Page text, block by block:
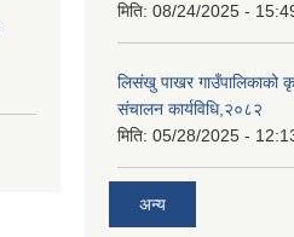
मिति: 08/24/2025 -
लिसंखु पाखर गाउँपालिकाको
संचालन कार्यविधि,२०८२
मिति: 05/28/2025 -
अन्य